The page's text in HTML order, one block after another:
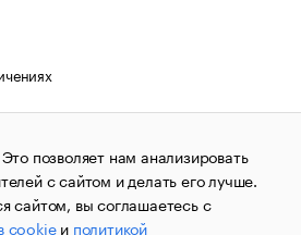
О соблюдении авторских прав
1995–2026.Сообщения
агентства «РБК»
службой по надзору в сфере
технологий и массовых
09.12.2015 за номером ИА
позволяет нам анализировать
с сайтом и делать его лучше.
сайтом, вы соглашаетесь с
cookieи политикой